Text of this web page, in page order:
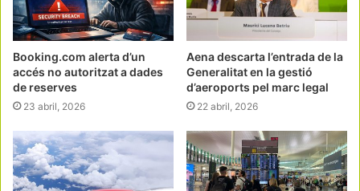
Booking.com alerta d’un
accés no autoritzat a dades
de reserves
23 abril, 2026
Aena descarta l’entrada de la
Generalitat en la gestió
d’aeroports pel marc legal
22 abril, 2026